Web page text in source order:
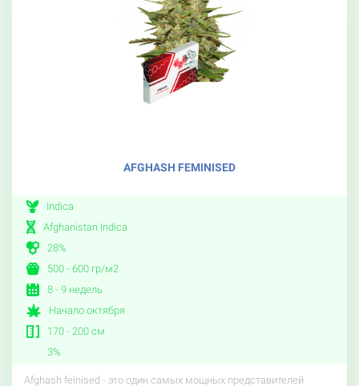
AFGHASH FEMINISED
Indica
Afghanistan Indica
28%
500 - 600 гр/м2
8 - 9 недель
Начало октября
170 - 200 см
3%
Afghash feinised - это один самых мощных представителей